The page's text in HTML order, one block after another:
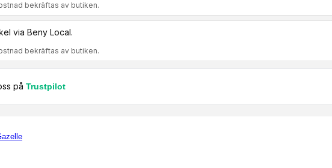
bekräftas av butiken.
via Beny Local.
bekräftas av butiken.
på Trustpilot